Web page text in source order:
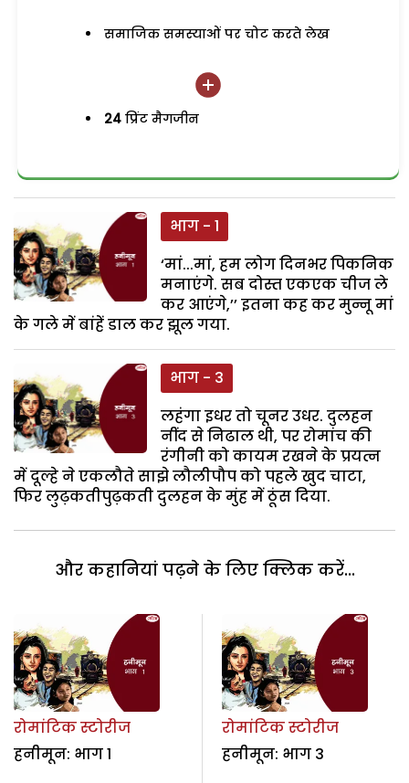
समाजिक समस्याओं पर चोट करते लेख
24 प्रिंट मैगजीन
भाग - 1
‘मां...मां, हम लोग दिनभर पिकनिक
मनाएंगे. सब दोस्त एकएक चीज ले
कर आएंगे,’’ इतना कह कर मुन्नू मां
के गले में बांहें डाल कर झूल गया.
भाग - 3
लहंगा इधर तो चूनर उधर. दुलहन
नींद से निढाल थी, पर रोमांच की
रंगीनी को कायम रखने के प्रयत्न
में दूल्हे ने एकलौते साझे लौलीपौप को पहले खुद चाटा,
फिर लुढ़कतीपुढ़कती दुलहन के मुंह में ठूंस दिया.
और कहानियां पढ़ने के लिए क्लिक करें...
रोमांटिक स्टोरीज
हनीमून: भाग 1
रोमांटिक स्टोरीज
हनीमून: भाग 3